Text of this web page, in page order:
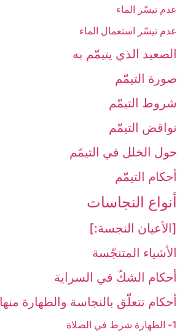
عدم تيسّر الماء
عدم تيسّر استعمال الماء
الصعيد الذي يتيمّم به
صورة التيمّم
شروط التيمّم
نواقض التيمّم
حول الخلل في التيمّم
أحكام التيمّم
أنواع النجاسات‏
[الأعيان النجسة:]
الأشياء المتنجّسة
أحكام الشكّ في السراية
أحكام تتعلّق بالنجاسة والطهارة منها
1- الطهارة شرط في الصلاة